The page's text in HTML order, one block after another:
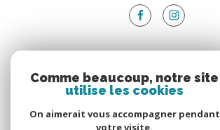
Nous adhérons
Comme beaucoup, notre site
utilise les cookies
On aimerait vous accompagner pendant
votre visite.